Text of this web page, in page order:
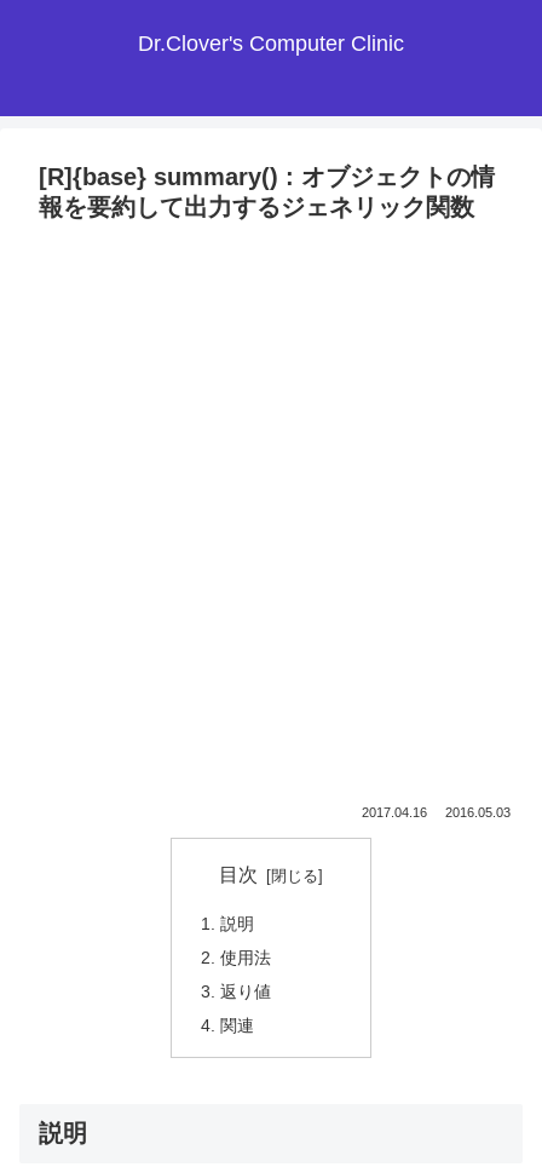
Dr.Clover's Computer Clinic
[R]{base} summary() : オブジェクトの情
報を要約して出力するジェネリック関数
2017.04.16 2016.05.03
目次
説明
使用法
返り値
関連
説明